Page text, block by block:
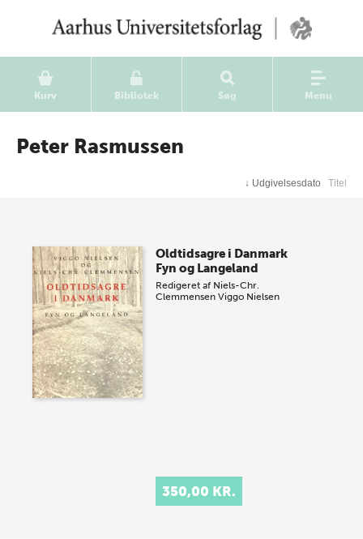
Kurv Bibliotek Søg Menu
Peter Rasmussen
↓ Udgivelsesdato Titel
Oldtidsagre i Danmark
Fyn og Langeland
Redigeret af Niels-Chr.
Clemmensen Viggo Nielsen
350,00 KR.